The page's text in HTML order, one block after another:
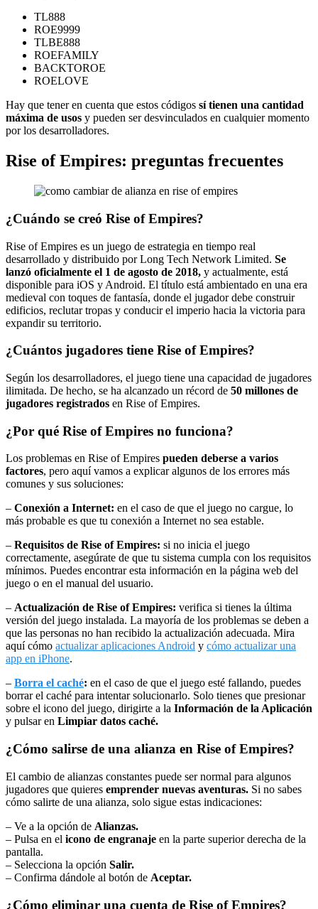
TL888
ROE9999
TLBE888
ROEFAMILY
BACKTOROE
ROELOVE
Hay que tener en cuenta que estos códigos sí tienen una cantidad
máxima de usos y pueden ser desvinculados en cualquier momento
por los desarrolladores.
Rise of Empires: preguntas frecuentes
¿Cuándo se creó Rise of Empires?
Rise of Empires es un juego de estrategia en tiempo real
desarrollado y distribuido por Long Tech Network Limited. Se
lanzó oficialmente el 1 de agosto de 2018, y actualmente, está
disponible para iOS y Android. El título está ambientado en una era
medieval con toques de fantasía, donde el jugador debe construir
edificios, reclutar tropas y conducir el imperio hacia la victoria para
expandir su territorio.
¿Cuántos jugadores tiene Rise of Empires?
Según los desarrolladores, el juego tiene una capacidad de jugadores
ilimitada. De hecho, se ha alcanzado un récord de 50 millones de
jugadores registrados en Rise of Empires.
¿Por qué Rise of Empires no funciona?
Los problemas en Rise of Empires pueden deberse a varios
factores, pero aquí vamos a explicar algunos de los errores más
comunes y sus soluciones:
– Conexión a Internet: en el caso de que el juego no cargue, lo
más probable es que tu conexión a Internet no sea estable.
– Requisitos de Rise of Empires: si no inicia el juego
correctamente, asegúrate de que tu sistema cumpla con los requisitos
mínimos. Puedes encontrar esta información en la página web del
juego o en el manual del usuario.
– Actualización de Rise of Empires: verifica si tienes la última
versión del juego instalada. La mayoría de los problemas se deben a
que las personas no han recibido la actualización adecuada. Mira
aquí cómo actualizar aplicaciones Android y cómo actualizar una
app en iPhone.
– Borra el caché: en el caso de que el juego esté fallando, puedes
borrar el caché para intentar solucionarlo. Solo tienes que presionar
sobre el icono del juego, dirigirte a la Información de la Aplicación
y pulsar en Limpiar datos caché.
¿Cómo salirse de una alianza en Rise of Empires?
El cambio de alianzas constantes puede ser normal para algunos
jugadores que quieres emprender nuevas aventuras. Si no sabes
cómo salirte de una alianza, solo sigue estas indicaciones:
– Ve a la opción de Alianzas.
– Pulsa en el icono de engranaje en la parte superior derecha de la
pantalla.
– Selecciona la opción Salir.
– Confirma dándole al botón de Aceptar.
¿Cómo eliminar una cuenta de Rise of Empires?